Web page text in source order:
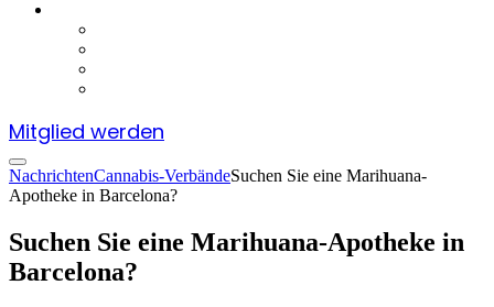
Mitglied werden
NachrichtenCannabis-VerbändeSuchen Sie eine Marihuana-
Apotheke in Barcelona?
Suchen Sie eine Marihuana-Apotheke in
Barcelona?